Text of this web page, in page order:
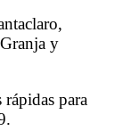
y
rápidas para